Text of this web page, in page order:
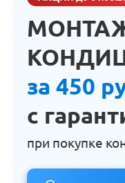
за 450
с
при покупке